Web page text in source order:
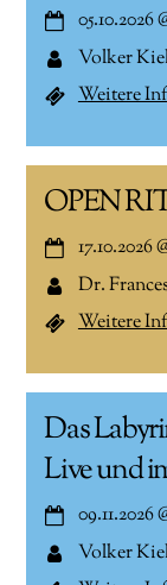
05.10.2026
Volker
Weitere
OPEN
17.10.2026
Dr.
Weitere
Das
Live und
09.11.2026
Volker